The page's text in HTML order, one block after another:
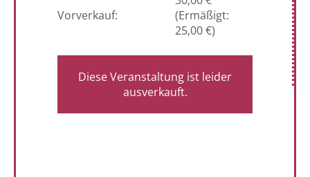
Vorverkauf:
(Ermäßigt:
25,00 €)
Diese Veranstaltung ist leider
ausverkauft.